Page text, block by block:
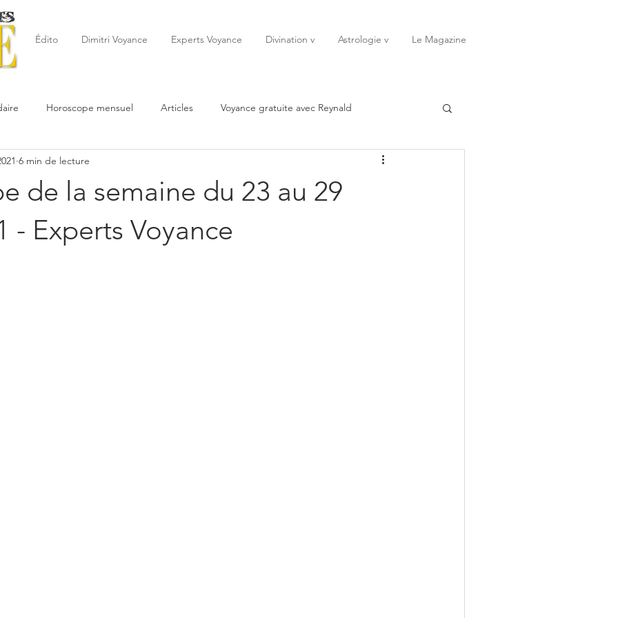
Édito Dimitri Voyance Experts Voyance Divination v Astrologie v Le Magazine
Horoscope mensuel Articles Voyance gratuite avec Reynald
de la semaine
Cartomancie Février
de la semaine du 23 au 29
- Experts Voyance
6 min de lecture